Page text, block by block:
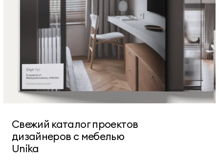
Свежий каталог проектов
дизайнеров с мебелью
Unika